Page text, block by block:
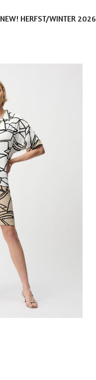
NEW! HERFST/WINTER 2026